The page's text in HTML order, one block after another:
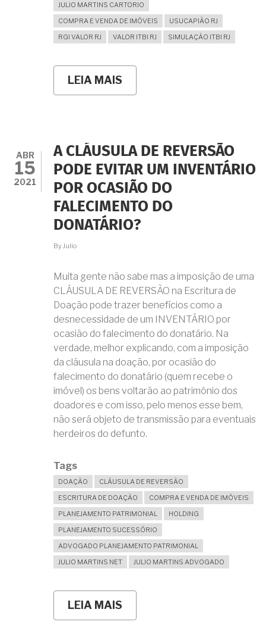
JULIO MARTINS CARTORIO
COMPRA E VENDA DE IMÓVEIS
USUCAPIÃO RJ
RGI VALOR RJ
VALOR ITBI RJ SIMULAÇÃO ITBI RJ
LEIA MAIS
COMPRA
E
VENDA
PODE
SER
VENDIDO
A
TERCEIROS?
ABR
15
2021
A CLÁUSULA DE REVERSÃO
PODE EVITAR UM INVENTÁRIO
POR OCASIÃO DO
FALECIMENTO DO
DONATÁRIO?
ByJulio
Muita gente não sabe mas a imposição de uma
CLÁUSULA DE REVERSÃO na Escritura de
Doação pode trazer benefícios como a
desnecessidade de um INVENTÁRIO por
ocasião do falecimento do donatário. Na
verdade, melhor explicando, com a imposição
da cláusula na doação, por ocasião do
falecimento do donatário (quem recebe o
imóvel) os bens voltarão ao patrimônio dos
doadores e com isso, pelo menos esse bem,
não será objeto de transmissão para eventuais
herdeiros do defunto.
Tags
DOAÇÃO
CLÁUSULA DE REVERSÃO
ESCRITURA DE DOAÇÃO
COMPRA E VENDA DE IMÓVEIS
PLANEJAMENTO PATRIMONIAL
HOLDING
PLANEJAMENTO SUCESSÓRIO
ADVOGADO PLANEJAMENTO PATRIMONIAL
JULIO MARTINS NET
JULIO MARTINS ADVOGADO
LEIA MAIS